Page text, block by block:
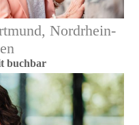
Nordrhein-
buchbar